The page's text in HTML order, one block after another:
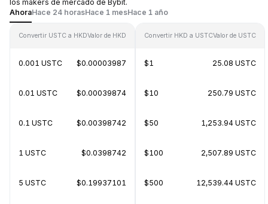
los makers de mercado de Bybit.
AhoraHace 24 horasHace 1 mesHace 1 año
Convertir USTC a HKDValor de HKD
0.001 USTC $0.00003987
0.01 USTC $0.00039874
0.1 USTC $0.00398742
1 USTC $0.0398742
5 USTC $0.19937101
Convertir HKD a USTCValor de USTC
$1 25.08 USTC
$10 250.79 USTC
$50 1,253.94 USTC
$100 2,507.89 USTC
$500 12,539.44 USTC